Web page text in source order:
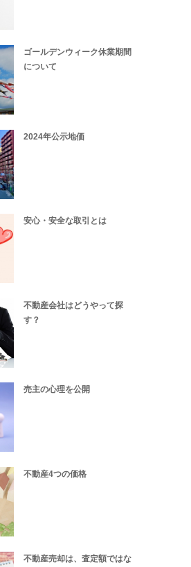
ゴールデンウィーク休業期間
について
2024年公示地価
安心・安全な取引とは
不動産会社はどうやって探
す？
売主の心理を公開
不動産4つの価格
不動産売却は、査定額ではな